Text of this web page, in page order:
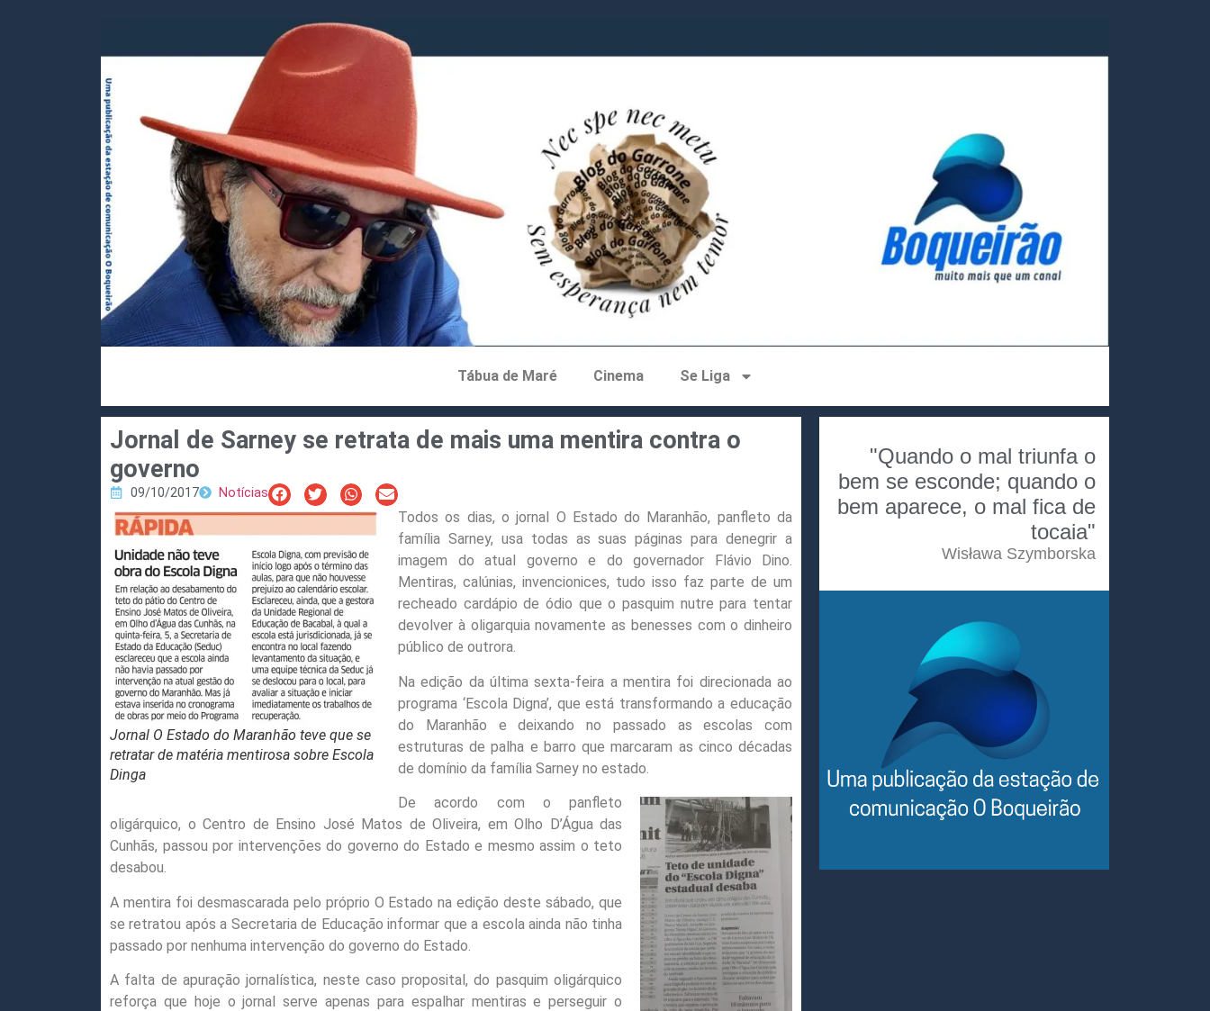
Tábua de Maré Cinema Se Liga
Jornal de Sarney se retrata de mais uma mentira contra o
governo
09/10/2017 Notícias
Jornal O Estado do Maranhão teve que se
retratar de matéria mentirosa sobre Escola
Dinga
Todos os dias, o jornal O Estado do Maranhão, panfleto da
família Sarney, usa todas as suas páginas para denegrir a
imagem do atual governo e do governador Flávio Dino.
Mentiras, calúnias, invencionices, tudo isso faz parte de um
recheado cardápio de ódio que o pasquim nutre para tentar
devolver à oligarquia novamente as benesses com o dinheiro
público de outrora.
Na edição da última sexta-feira a mentira foi direcionada ao
programa ‘Escola Digna’, que está transformando a educação
do Maranhão e deixando no passado as escolas com
estruturas de palha e barro que marcaram as cinco décadas
de domínio da família Sarney no estado.
De acordo com o panfleto
oligárquico, o Centro de Ensino José Matos de Oliveira, em Olho D’Água das
Cunhãs, passou por intervenções do governo do Estado e mesmo assim o teto
desabou.
A mentira foi desmascarada pelo próprio O Estado na edição deste sábado, que
se retratou após a Secretaria de Educação informar que a escola ainda não tinha
passado por nenhuma intervenção do governo do Estado.
A falta de apuração jornalística, neste caso proposital, do pasquim oligárquico
reforça que hoje o jornal serve apenas para espalhar mentiras e perseguir o
"Quando o mal triunfa o
bem se esconde; quando o
bem aparece, o mal fica de
tocaia"
Wisława Szymborska